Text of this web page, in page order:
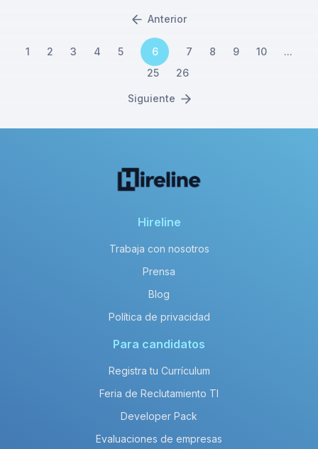
Anterior
1 2 3 4 5 6 7 8 9 10
...
25
26
Siguiente
Hireline
Trabaja con nosotros
Prensa
Blog
Política de privacidad
Para candidatos
Registra tu Currículum
Feria de Reclutamiento TI
Developer Pack
Evaluaciones de empresas